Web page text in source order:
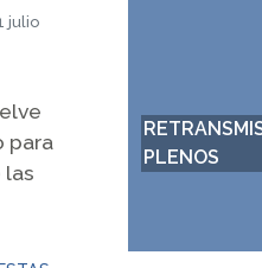
julio
para
las
DOMÓTICA DE
INSTALACIONES